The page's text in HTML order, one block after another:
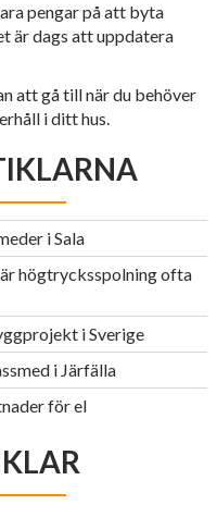
pengar på att byta
är dags att uppdatera
att gå till när du behöver
i ditt hus.
i Sala
högtrycksspolning ofta
i Sverige
i Järfälla
för el